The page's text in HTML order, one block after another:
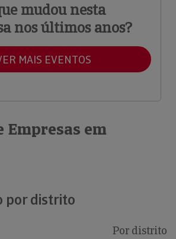
mudou nesta
nos últimos anos?
MAIS EVENTOS
Empresas em
por distrito
Por distrito